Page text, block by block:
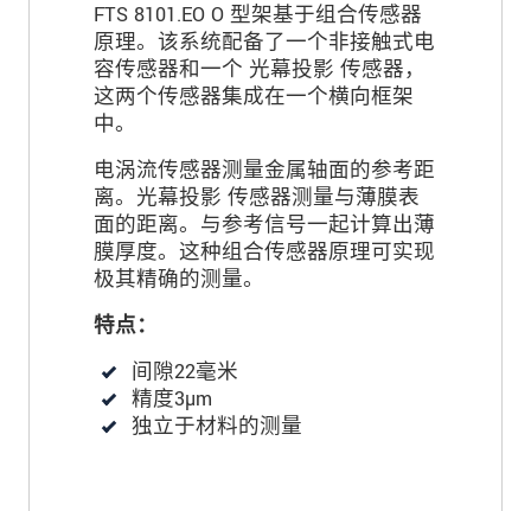
FTS 8101.EO O 型架基于组合传感器
原理。该系统配备了一个非接触式电
容传感器和一个 光幕投影 传感器，
这两个传感器集成在一个横向框架
中。
电涡流传感器测量金属轴面的参考距
离。光幕投影 传感器测量与薄膜表
面的距离。与参考信号一起计算出薄
膜厚度。这种组合传感器原理可实现
极其精确的测量。
特点：
间隙22毫米
精度3µm
独立于材料的测量